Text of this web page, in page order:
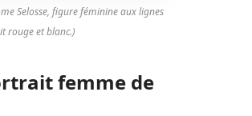
Selosse, figure féminine aux lignes
rouge et blanc.)
femme de